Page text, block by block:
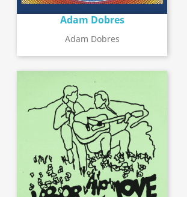
Adam Dobres
Adam Dobres